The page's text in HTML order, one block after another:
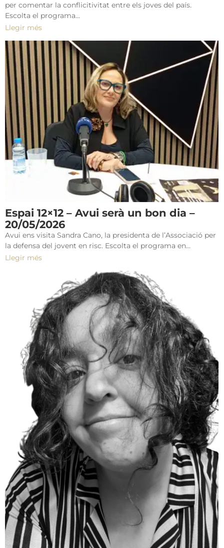
per comentar la conflicitivitat entre els joves del país.
Escolta el programa...
Llegir més
Espai 12×12 – Avui serà un bon dia –
20/05/2026
Avui ens visita Sandra Cano, la presidenta de l’Associació per
la defensa del jovent en risc. Escolta el programa en...
Llegir més